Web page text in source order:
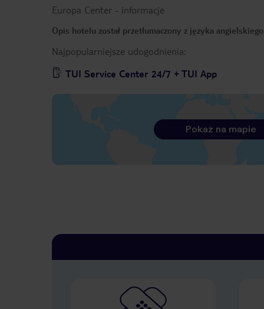
Europa Center - informacje
Opis hotelu został przetłumaczony z języka
Najpopularniejsze udogodnienia:
TUI Service Center 24/7 + TUI App
Pokaż na mapie